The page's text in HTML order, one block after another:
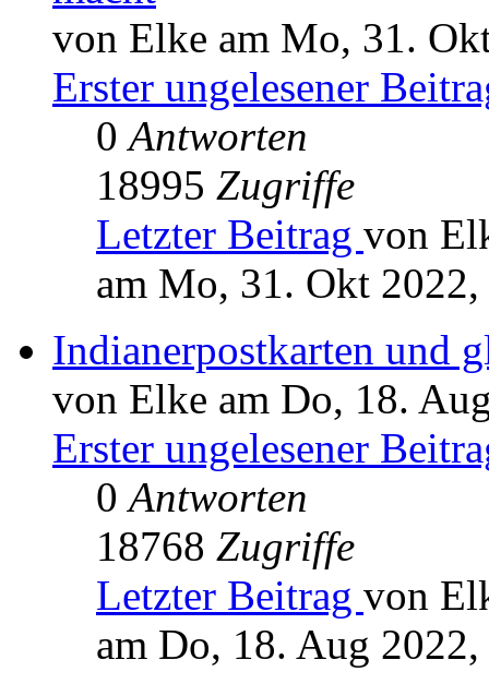
von Elke am Mo, 31.
Erster ungelesener
0Antworten
18995 Zugriffe
Letzter Beitrag von
am Mo, 31. Okt
Indianerpostkarten und
von Elke am Do, 18.
Erster ungelesener
0Antworten
18768 Zugriffe
Letzter Beitrag von
am Do, 18. Aug